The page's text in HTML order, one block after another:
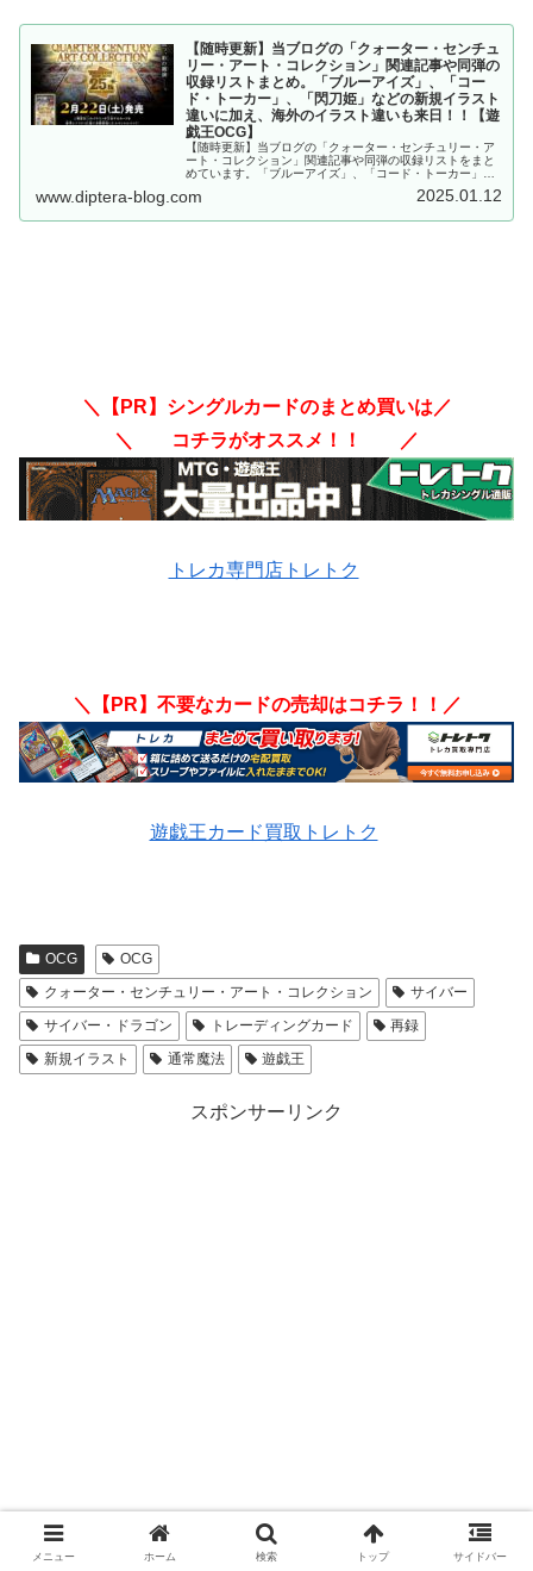
【随時更新】当ブログの「クォーター・センチュ
リー・アート・コレクション」関連記事や同弾の
収録リストまとめ。「ブルーアイズ」、「コー
ド・トーカー」、「閃刀姫」などの新規イラスト
違いに加え、海外のイラスト違いも来日！！【遊
戯王OCG】
【随時更新】当ブログの「クォーター・センチュリー・ア
ート・コレクション」関連記事や同弾の収録リストをまと
めています。「ブルーアイズ」、「コード・トーカー」、
ト違いも来日！！【遊戯王OCG】
www.diptera-blog.com 2025.01.12
＼【PR】シングルカードのまとめ買いは／
＼ コチラがオススメ！！ ／
トレカ専門店トレトク
＼【PR】不要なカードの売却はコチラ！！／
遊戯王カード買取トレトク
OCG
OCG
クォーター・センチュリー・アート・コレクション
サイバー
サイバー・ドラゴン
トレーディングカード
再録
新規イラスト
通常魔法 遊戯王
スポンサーリンク
メニュー ホーム 検索 トップ サイドバー